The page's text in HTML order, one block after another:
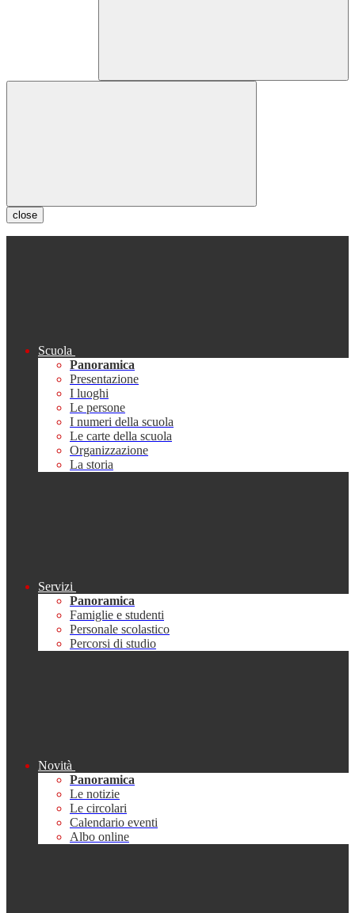
close
Scuola
Panoramica
Presentazione
I luoghi
Le persone
I numeri della scuola
Le carte della scuola
Organizzazione
La storia
Servizi
Panoramica
Famiglie e studenti
Personale scolastico
Percorsi di studio
Novità
Panoramica
Le notizie
Le circolari
Calendario eventi
Albo online